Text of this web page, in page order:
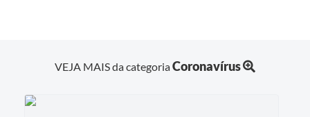
VEJA MAIS da categoriaCoronavírus